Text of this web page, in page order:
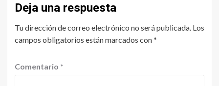
Deja una respuesta
Tu dirección de correo electrónico no será publicada. Los
campos obligatorios están marcados con*
Comentario *